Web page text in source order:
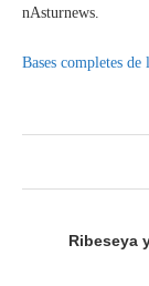
nAsturnews.
Bases completes
Ribeseya